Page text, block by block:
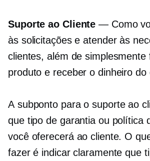
Suporte ao Cliente — Como
às solicitações e atender às
clientes, além de simplesmente
produto e receber o dinheiro do
A subponto para o suporte ao
que tipo de garantia ou política
você oferecerá ao cliente. O
fazer é indicar claramente que